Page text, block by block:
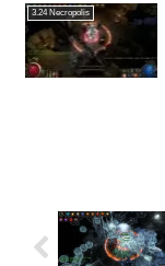
3.24 Necropolis